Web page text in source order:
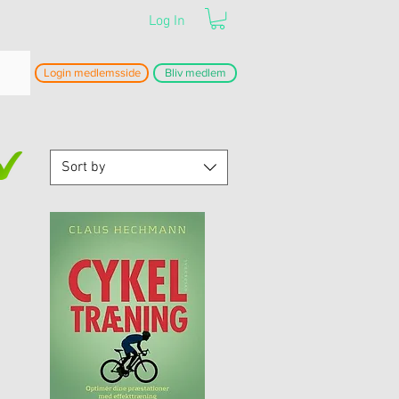
Log In
Login medlemsside Bliv medlem
Sort by